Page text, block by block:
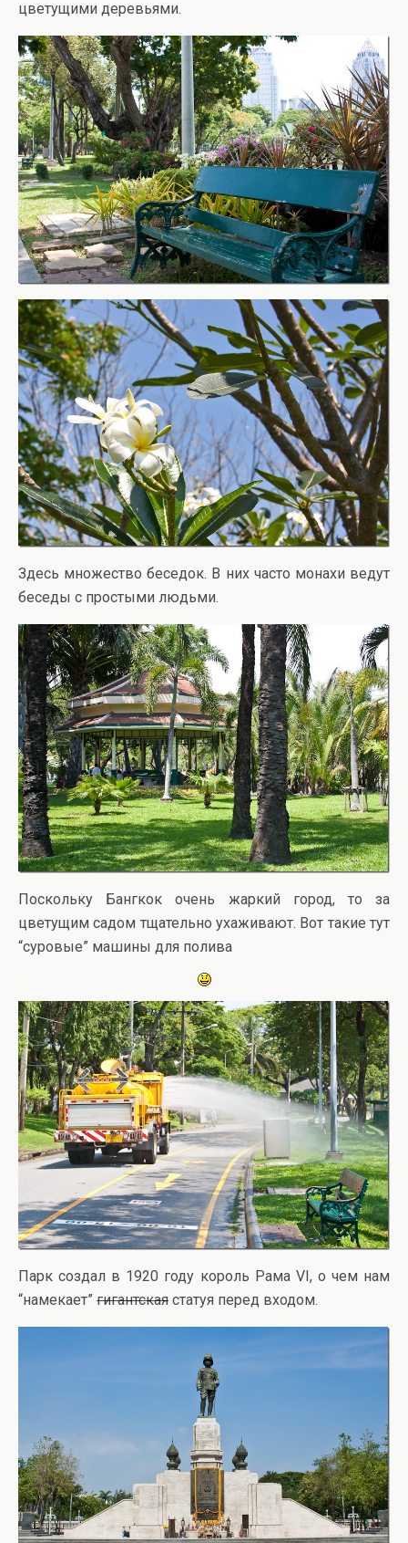
цветущими деревьями.
Здесь множество беседок. В них часто монахи ведут
беседы с простыми людьми.
Поскольку Бангкок очень жаркий город, то за
цветущим садом тщательно ухаживают. Вот такие тут
“суровые” машины для полива
Парк создал в 1920 году король Рама VI, о чем нам
“намекает” гигантская статуя перед входом.